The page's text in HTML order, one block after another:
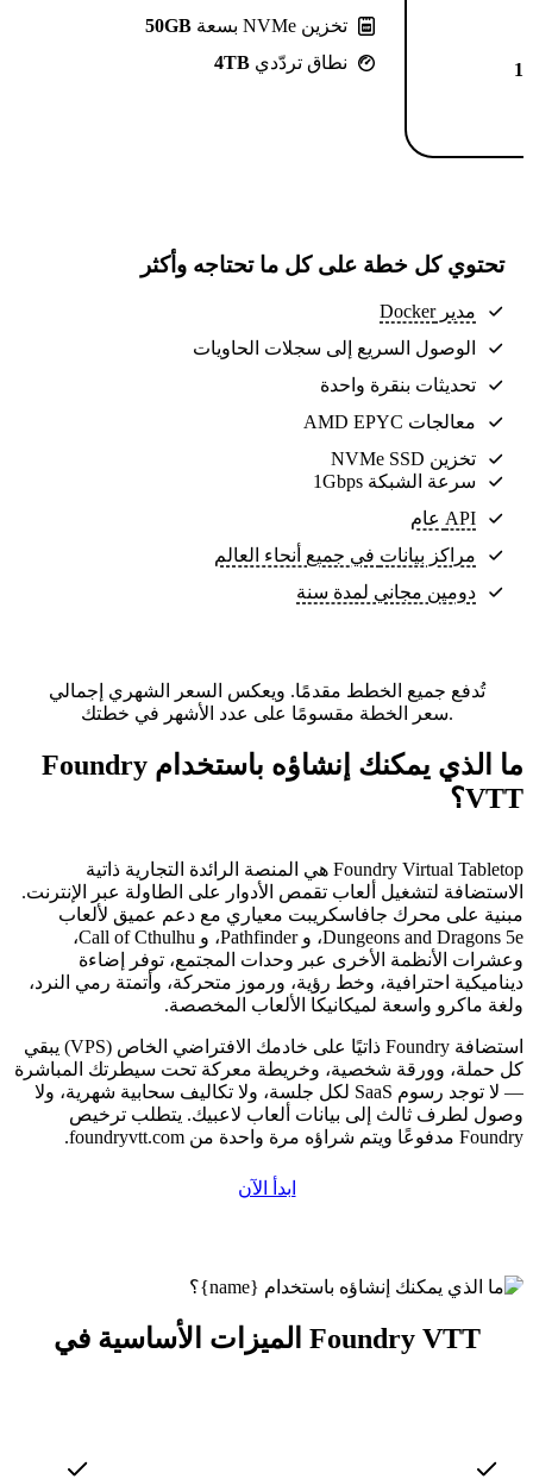
تخزين NVMe بسعة
50GB
نطاق تردّدي 4TB
تحتوي كل خطة على كل ما تحتاجه وأكثر
مدير Docker
الوصول السريع إلى سجلات الحاويات
تحديثات بنقرة واحدة
معالجات AMD EPYC
تخزين NVMe SSD
سرعة الشبكة 1Gbps
API عام
مراكز بيانات في جميع أنحاء العالم
دومين مجاني لمدة سنة
تُدفع جميع الخطط مقدمًا. ويعكس السعر الشهري إجمالي
سعر الخطة مقسومًا على عدد الأشهر في خطتك.
ما الذي يمكنك إنشاؤه باستخدام Foundry
VTT؟
Foundry Virtual Tabletop هي المنصة الرائدة التجارية ذاتية
الاستضافة لتشغيل ألعاب تقمص الأدوار على الطاولة عبر الإنترنت.
مبنية على محرك جافاسكريبت معياري مع دعم عميق لألعاب
Dungeons and Dragons 5e، و Pathfinder، و Call of Cthulhu،
وعشرات الأنظمة الأخرى عبر وحدات المجتمع، توفر إضاءة
ديناميكية احترافية، وخط رؤية، ورموز متحركة، وأتمتة رمي النرد،
ولغة ماكرو واسعة لميكانيكا الألعاب المخصصة.
استضافة Foundry ذاتيًا على خادمك الافتراضي الخاص (VPS) يبقي
كل حملة، وورقة شخصية، وخريطة معركة تحت سيطرتك المباشرة
— لا توجد رسوم SaaS لكل جلسة، ولا تكاليف سحابية شهرية، ولا
وصول لطرف ثالث إلى بيانات ألعاب لاعبيك. يتطلب ترخيص
Foundry مدفوعًا ويتم شراؤه مرة واحدة من foundryvtt.com.
ابدأ الآن
الميزات الأساسية في Foundry VTT